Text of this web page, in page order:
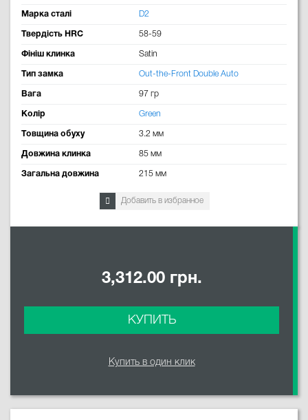
Марка сталі D2
Твердість HRC 58-59
Фініш клинка Satin
Тип замка Out-the-Front Double Auto
Вага 97 гр
Колір Green
Товщина обуху 3.2 мм
Довжина клинка 85 мм
Загальна довжина 215 мм
Добавить в избранное
3,312.00 грн.
КУПИТЬ
Купить в один клик